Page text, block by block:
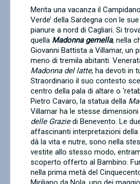
Merita una vacanza il
Verde’ della Sardegna con le
pianure a nord di Cagliari. Si
quella Madonna gemella, nella
Giovanni Battista a Villamar, un
meno di tremila abitanti.
Madonna del latte, ha devoti in
Straordinario il suo contesto
centro della pala di altare o
Pietro Cavaro, la statua della
Villamar ha le stesse dimensioni
delle Graziedi Benevento. Le
affascinanti interpretazioni
dà la vita e nutre, sono nella
vestite allo stesso modo,
scoperto offerto al Bambino.
nella prima metà del